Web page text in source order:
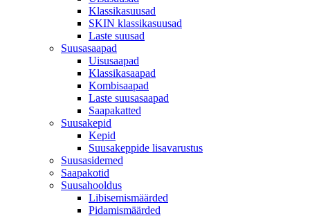
Klassikasuusad
SKIN klassikasuusad
Laste suusad
Suusasaapad
Uisusaapad
Klassikasaapad
Kombisaapad
Laste suusasaapad
Saapakatted
Suusakepid
Kepid
Suusakeppide lisavarustus
Suusasidemed
Saapakotid
Suusahooldus
Libisemismäärded
Pidamismäärded